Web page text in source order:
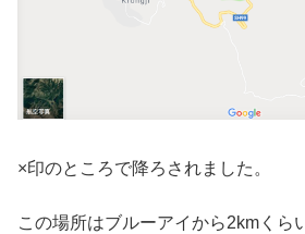
×印のところで降ろされました。
この場所はブルーアイから2kmくら